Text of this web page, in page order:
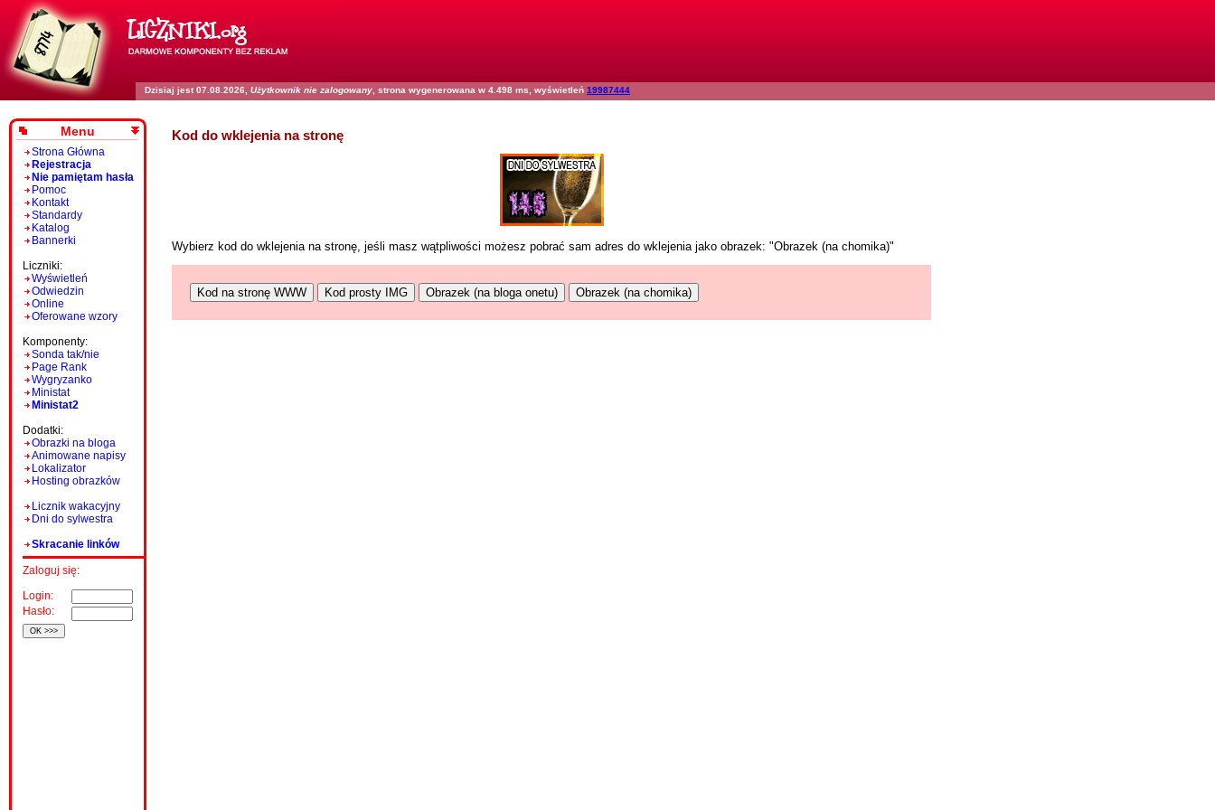
Dzisiaj jest 07.08.2026, Użytkownik nie zalogowany , strona wygenerowana w 4.498 ms, wyświetleń 19987444
Menu
Strona Główna
Rejestracja
Nie pamiętam hasła
Pomoc
Kontakt
Standardy
Katalog
Bannerki
Liczniki:
Wyświetleń
Odwiedzin
Online
Oferowane wzory
Komponenty:
Sonda tak/nie
Page Rank
Wygryzanko
Ministat
Ministat2
Dodatki:
Obrazki na bloga
Animowane napisy
Lokalizator
Hosting obrazków
Licznik wakacyjny
Dni do sylwestra
Skracanie linków
Zaloguj się:
Login:
Hasło:
Kod do wklejenia na stronę
Wybierz kod do wklejenia na stronę, jeśli masz wątpliwości możesz pobrać sam adres do wklejenia jako obrazek: "Obrazek (na chomika)"
Kod na stronę WWW Kod prosty IMG Obrazek (na bloga onetu) Obrazek (na chomika)